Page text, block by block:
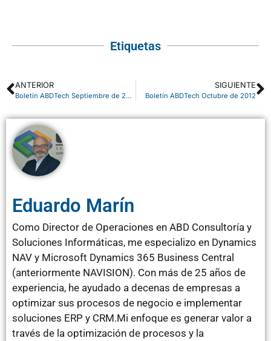
Etiquetas
ANTERIOR
Boletín ABDTech Septiembre de 2012
SIGUIENTE
Boletín ABDTech Octubre de 2012
Eduardo Marín
Como Director de Operaciones en ABD Consultoría y
Soluciones Informáticas, me especializo en Dynamics
NAV y Microsoft Dynamics 365 Business Central
(anteriormente NAVISION). Con más de 25 años de
experiencia, he ayudado a decenas de empresas a
optimizar sus procesos de negocio e implementar
soluciones ERP y CRM.Mi enfoque es generar valor a
través de la optimización de procesos y la